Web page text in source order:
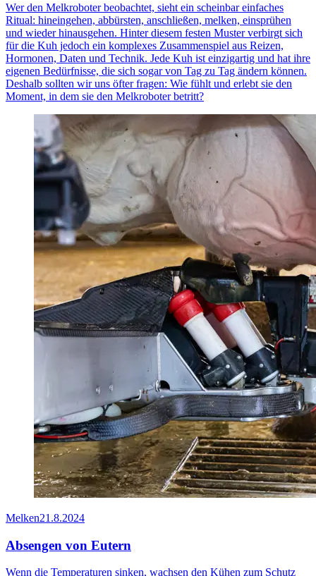
Wer den Melkroboter beobachtet, sieht ein scheinbar einfaches
Ritual: hineingehen, abbürsten, anschließen, melken, einsprühen
und wieder hinausgehen. Hinter diesem festen Muster verbirgt sich
für die Kuh jedoch ein komplexes Zusammenspiel aus Reizen,
Hormonen, Daten und Technik. Jede Kuh ist einzigartig und hat ihre
eigenen Bedürfnisse, die sich sogar von Tag zu Tag ändern können.
Deshalb sollten wir uns öfter fragen: Wie fühlt und erlebt sie den
Moment, in dem sie den Melkroboter betritt?
Melken21.8.2024
Absengen von Eutern
Wenn die Temperaturen sinken, wachsen den Kühen zum Schutz